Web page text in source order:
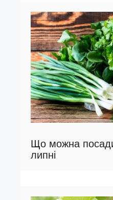
Що можна
липні